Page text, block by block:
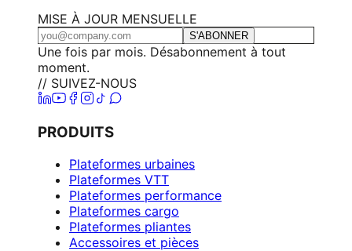
MISE À JOUR MENSUELLE
S'ABONNER
Une fois par mois. Désabonnement à tout
moment.
// SUIVEZ-NOUS
PRODUITS
Plateformes urbaines
Plateformes VTT
Plateformes performance
Plateformes cargo
Plateformes pliantes
Accessoires et pièces